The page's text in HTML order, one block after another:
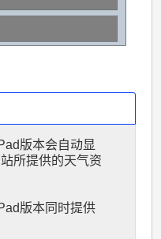
版本会自动显
所提供的天气资
版本同时提供